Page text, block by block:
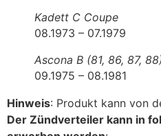
Kadett C Coupe
08.1973 – 07.1979
Ascona B (81, 86, 87,
09.1975 – 08.1981
Hinweis: Produkt kann von
Der Zündverteiler kann in